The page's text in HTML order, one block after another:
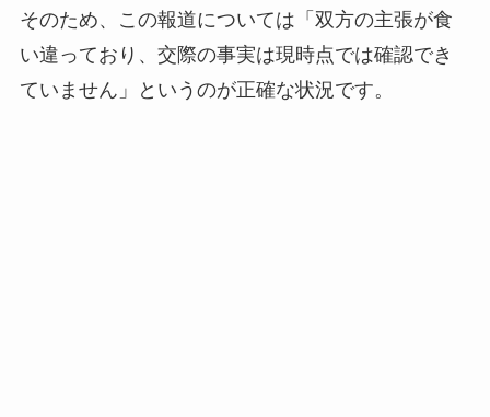
そのため、この報道については「双方の主張が食
い違っており、交際の事実は現時点では確認でき
ていません」というのが正確な状況です。